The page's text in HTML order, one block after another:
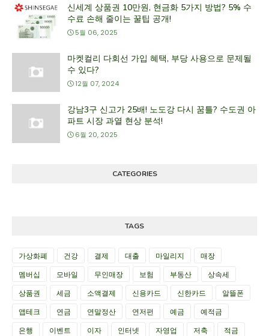
신세계 상품권 10만원, 현금화 5가지 방법? 5% 수
수료 손해 줄이는 꿀팁 공개!
5월 06, 2025
마켓컬리 다회선 가입 혜택, 부당 사용으로 문제될
수 있다?
12월 07, 2024
강남3구 신고가 25배! 노도강 다시 꿈틀? 수도권 아
파트 시장 과열 현상 분석!
6월 20, 2025
CATEGORIES
TAGS
가상화폐 건강 결제 대출 마일리지
매장
멤버십
모바일 무인매장 보험 부동산
상속세
상품권
세금 소액결제 신용카드 신한카드
알뜰폰
앱테크
연금 연말정산 연저펀 예금
예적금
은행
이벤트 이자 인터넷 자영업 저축
적금